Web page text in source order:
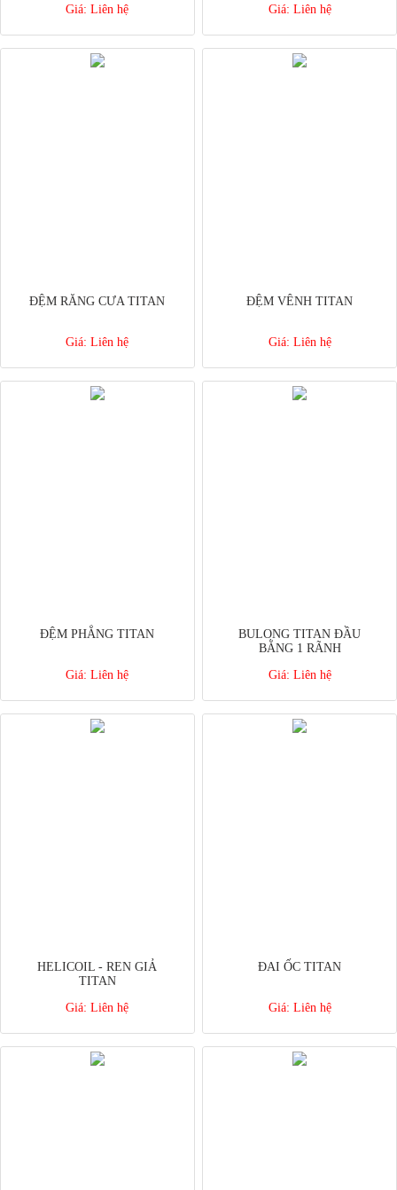
Giá: Liên hệ Giá: Liên hệ
ĐỆM RĂNG CƯA TITAN
Giá: Liên hệ
ĐỆM VÊNH TITAN
Giá: Liên hệ
ĐỆM PHẲNG TITAN
Giá: Liên hệ
BULONG TITAN ĐẦU
BẰNG 1 RÃNH
Giá: Liên hệ
HELICOIL - REN GIẢ
TITAN
Giá: Liên hệ
ĐAI ỐC TITAN
Giá: Liên hệ